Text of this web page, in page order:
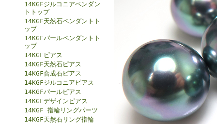
14KGFジルコニアペンダン
トトップ
14KGF天然石ペンダントト
ップ
14KGFパールペンダントト
ップ
14KGFピアス
14KGF天然石ピアス
14KGF合成石ピアス
14KGFジルコニアピアス
14KGFパールピアス
14KGFデザインピアス
14KGF 指輪リングパーツ
14KGF天然石リング指輪